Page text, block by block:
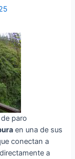
paro
en una de sus
conectan a
a